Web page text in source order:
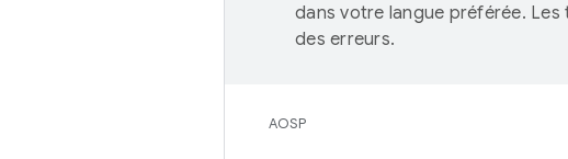
dans votre langue préférée.
des erreurs.
AOSP